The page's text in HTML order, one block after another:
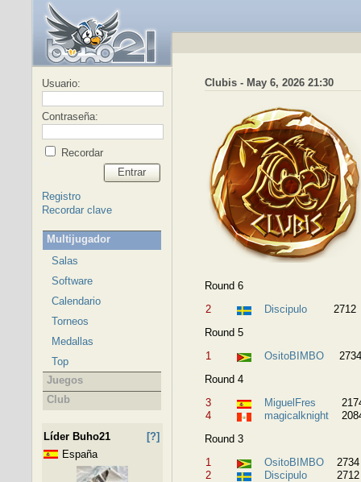
Usuario:
Contraseña:
Recordar
Entrar
Registro
Recordar clave
Multijugador
Salas
Software
Calendario
Torneos
Medallas
Top
Juegos
Club
Líder Buho21
[?]
España
Clubis - May 6, 2026 21:30
Round 6
2
Discipulo
2712
Round 5
1
OsitoBIMBO
2734
Round 4
3
MiguelFres
4
magicalknight
Round 3
1
OsitoBIMBO
2734
2
Discipulo
2712